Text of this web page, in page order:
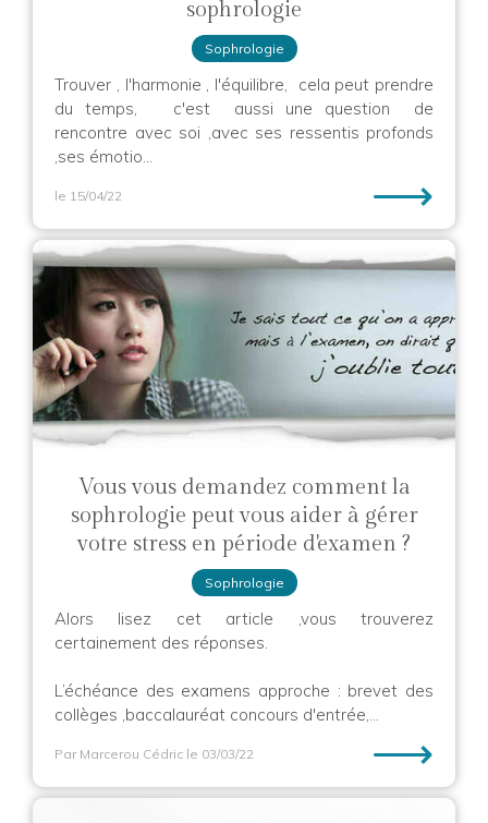
sophrologie
Sophrologie
Trouver , l'harmonie , l'équilibre, cela peut prendre
du temps, c'est aussi une question de
rencontre avec soi ,avec ses ressentis profonds
,ses émotio...
le 15/04/22 ⟶
Vous vous demandez comment la
sophrologie peut vous aider à gérer
votre stress en période d'examen ?
Sophrologie
Alors lisez cet article ,vous trouverez
certainement des réponses.
L’échéance des examens approche : brevet des
collèges ,baccalauréat concours d'entrée,...
Par Marcerou Cédric le 03/03/22 ⟶